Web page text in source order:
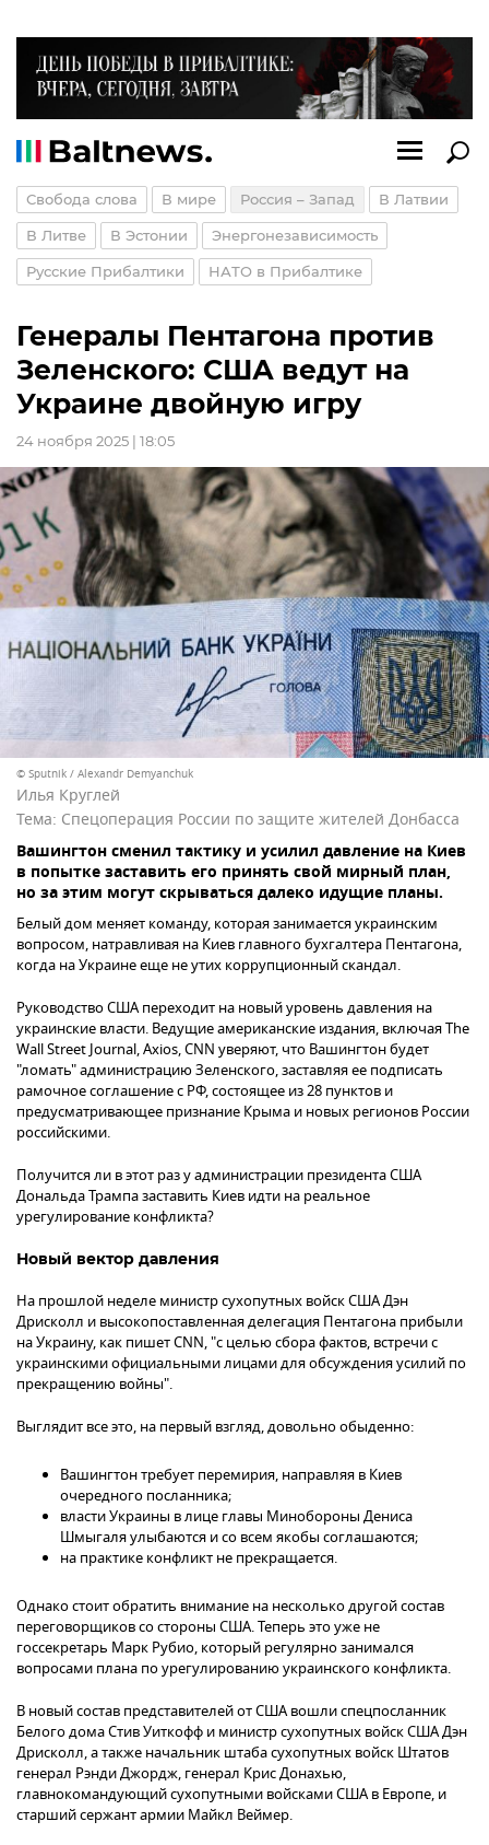
Свобода слова В мире Россия – Запад В Латвии
В Литве В Эстонии Энергонезависимость
Русские Прибалтики НАТО в Прибалтике
Генералы Пентагона против
Зеленского: США ведут на
Украине двойную игру
24 ноября 2025 | 18:05
© Sputnik / Alexandr Demyanchuk
Илья Круглей
Тема: Спецоперация России по защите жителей Донбасса
Вашингтон сменил тактику и усилил давление на Киев
в попытке заставить его принять свой мирный план,
но за этим могут скрываться далеко идущие планы.
Белый дом меняет команду, которая занимается украинским
вопросом, натравливая на Киев главного бухгалтера Пентагона,
когда на Украине еще не утих коррупционный скандал.
Руководство США переходит на новый уровень давления на
украинские власти. Ведущие американские издания, включая The
Wall Street Journal, Axios, CNN уверяют, что Вашингтон будет
"ломать" администрацию Зеленского, заставляя ее подписать
рамочное соглашение с РФ, состоящее из 28 пунктов и
предусматривающее признание Крыма и новых регионов России
российскими.
Получится ли в этот раз у администрации президента США
Дональда Трампа заставить Киев идти на реальное
урегулирование конфликта?
Новый вектор давления
На прошлой неделе министр сухопутных войск США Дэн
Дрисколл и высокопоставленная делегация Пентагона прибыли
на Украину, как пишет CNN, "с целью сбора фактов, встречи с
украинскими официальными лицами для обсуждения усилий по
прекращению войны".
Выглядит все это, на первый взгляд, довольно обыденно:
Вашингтон требует перемирия, направляя в Киев
очередного посланника;
власти Украины в лице главы Минобороны Дениса
Шмыгаля улыбаются и со всем якобы соглашаются;
на практике конфликт не прекращается.
Однако стоит обратить внимание на несколько другой состав
переговорщиков со стороны США. Теперь это уже не
госсекретарь Марк Рубио, который регулярно занимался
вопросами плана по урегулированию украинского конфликта.
В новый состав представителей от США вошли спецпосланник
Белого дома Стив Уиткофф и министр сухопутных войск США Дэн
Дрисколл, а также начальник штаба сухопутных войск Штатов
генерал Рэнди Джордж, генерал Крис Донахью,
главнокомандующий сухопутными войсками США в Европе, и
старший сержант армии Майкл Веймер.